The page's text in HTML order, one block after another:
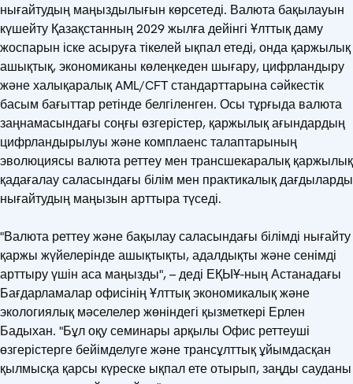
нығайтудың маңыздылығын көрсетеді. Валюта бақылауын
күшейту Қазақстанның 2029 жылға дейінгі Ұлттық даму
жоспарын іске асыруға тікелей ықпал етеді, онда қаржылық
ашықтық, экономиканы көлеңкеден шығару, цифрландыру
және халықаралық AML/CFT стандарттарына сәйкестік
басым бағыттар ретінде белгіленген. Осы тұрғыда валюта
заңнамасындағы соңғы өзгерістер, қаржылық ағындардың
цифрландырылуы және комплаенс талаптарының
эволюциясы валюта реттеу мен трансшекаралық қаржылық
қадағалау саласындағы білім мен практикалық дағдыларды
нығайтудың маңызын арттыра түседі.
"Валюта реттеу және бақылау саласындағы білімді нығайту
қаржы жүйелерінде ашықтықты, адалдықты және сенімді
арттыру үшін аса маңызды", – деді ЕҚЫҰ-ның Астанадағы
Бағдарламалар офисінің Ұлттық экономикалық және
экологиялық мәселелер жөніндегі қызметкері Ерлен
Бадыхан. "Бұл оқу семинары арқылы Офис реттеуші
өзгерістерге бейімделуге және трансұлттық ұйымдасқан
қылмысқа қарсы күреске ықпал ете отырып, заңды сауданы